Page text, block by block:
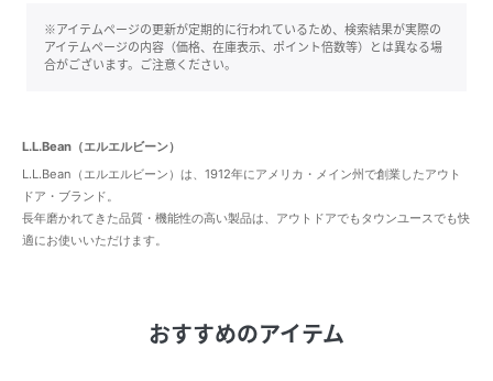
※アイテムページの更新が定期的に行われているため、検索結果が実際の
アイテムページの内容（価格、在庫表示、ポイント倍数等）とは異なる場
合がございます。ご注意ください。
L.L.Bean（エルエルビーン）
L.L.Bean（エルエルビーン）は、1912年にアメリカ・メイン州で創業したアウト
ドア・ブランド。
長年磨かれてきた品質・機能性の高い製品は、アウトドアでもタウンユースでも快
適にお使いいただけます。
おすすめのアイテム